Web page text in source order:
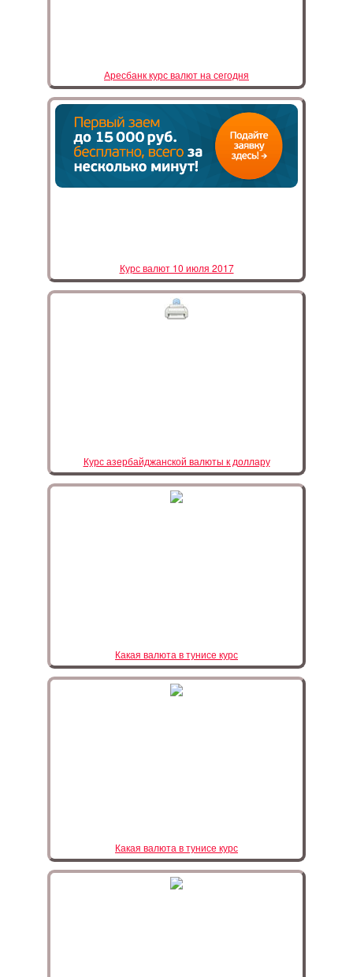
Аресбанк курс валют на сегодня
Курс валют 10 июля 2017
Курс азербайджанской валюты к доллару
Какая валюта в тунисе курс
Какая валюта в тунисе курс